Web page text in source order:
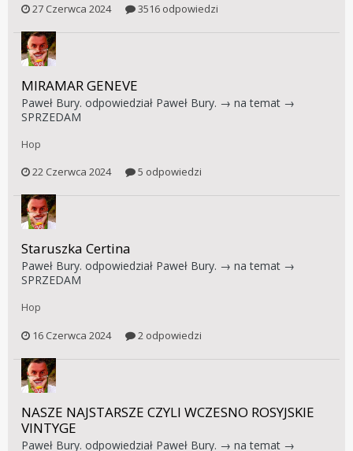
27 Czerwca 2024
3516 odpowiedzi
MIRAMAR GENEVE
Paweł Bury. odpowiedział Paweł Bury. → na temat →
SPRZEDAM
Hop
22 Czerwca 2024
5 odpowiedzi
Staruszka Certina
Paweł Bury. odpowiedział Paweł Bury. → na temat →
SPRZEDAM
Hop
16 Czerwca 2024
2 odpowiedzi
NASZE NAJSTARSZE CZYLI WCZESNO ROSYJSKIE
VINTYGE
Paweł Bury. odpowiedział Paweł Bury. → na temat →